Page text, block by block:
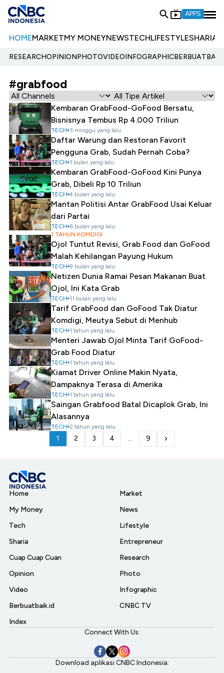
APPS
HOMEMARKETMY MONEYNEWSTECHLIFESTYLESHARIA
RESEARCHOPINIONPHOTOVIDEOINFOGRAPHIC
#grabfood
Kembaran GrabFood-GoFood Bersatu,
Bisnisnya Tembus Rp 4.000 Triliun
TECH 3 minggu yang lalu
Daftar Warung dan Restoran Favorit
Pengguna Grab, Sudah Pernah Coba?
TECH 1 bulan yang lalu
Kembaran GrabFood-GoFood Kini Punya
Grab, Dibeli Rp 10 Triliun
TECH 4 bulan yang lalu
Mantan Politisi Antar GrabFood Usai Keluar
dari Partai
TECH 6 bulan yang lalu
1 TAHUN KOMDIGI
Ojol Tuntut Revisi, Grab Food dan GoFood
Malah Kehilangan Payung Hukum
TECH 9 bulan yang lalu
Netizen Dunia Ramai Pesan Makanan Buat
Ojol, Ini Kata Grab
TECH 11 bulan yang lalu
Tarif GrabFood dan GoFood Tak Diatur
Komdigi, Meutya Sebut di Menhub
TECH 1 tahun yang lalu
Menteri Jawab Ojol Minta Tarif GoFood-
Grab Food Diatur
TECH 1 tahun yang lalu
Kiamat Driver Online Makin Nyata,
Dampaknya Terasa di Amerika
TECH 1 tahun yang lalu
Saingan Grabfood Batal Dicaplok Grab, Ini
Alasannya
TECH 2 tahun yang lalu
1 2 3 4 ... 9
Home
My Money
Tech
Sharia
Cuap Cuap Cuan
Opinion
Video
Berbuatbaik.id
Index
Market
News
Lifestyle
Entrepreneur
Research
Photo
Infographic
CNBC TV
Connect With Us:
Download aplikasi CNBC Indonesia: